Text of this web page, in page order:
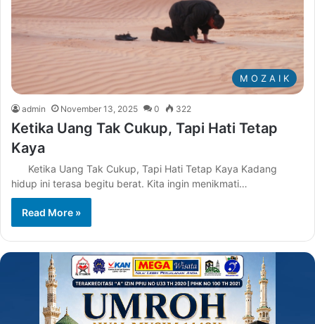
M O Z A I K
admin November 13, 2025 0 322
Ketika Uang Tak Cukup, Tapi Hati Tetap
Kaya
Ketika Uang Tak Cukup, Tapi Hati Tetap Kaya Kadang
hidup ini terasa begitu berat. Kita ingin menikmati…
Read More »